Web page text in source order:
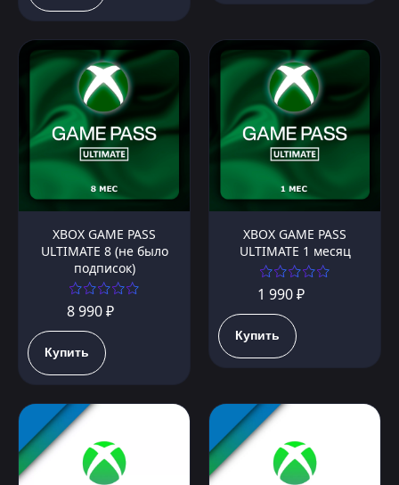
XBOX GAME PASS
ULTIMATE 8 (не было
подписок)
8 990 ₽
Купить
XBOX GAME PASS
ULTIMATE 1 месяц
1 990 ₽
Купить